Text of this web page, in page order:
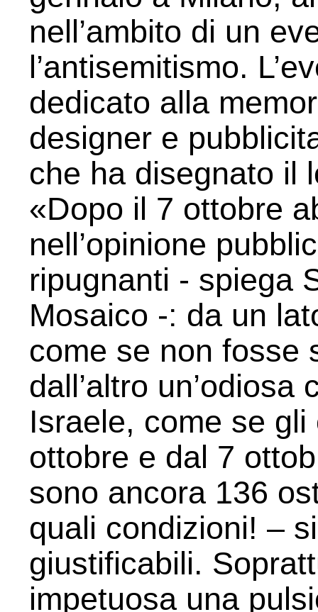
nell’ambito di un
l’antisemitismo.
dedicato alla
designer e
che ha disegnato il
«Dopo il 7 ottobre
nell’opinione
ripugnanti - spiega
Mosaico -: da un
come se non fosse
dall’altro
Israele, come se
ottobre e dal 7
sono ancora 136
quali condizioni! –
giustificabili.
impetuosa una